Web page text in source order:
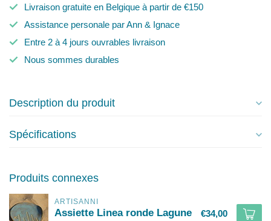
Livraison gratuite en Belgique à partir de €150
Assistance personale par Ann & Ignace
Entre 2 à 4 jours ouvrables livraison
Nous sommes durables
Description du produit
Spécifications
Produits connexes
ARTISANNI
Assiette Linea ronde Lagune €34,00